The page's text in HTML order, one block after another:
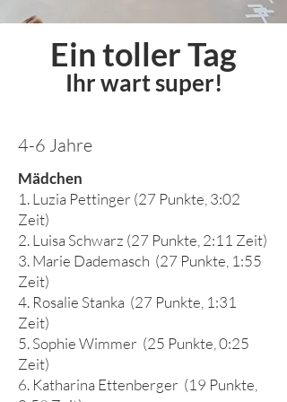
Ein toller Tag
Ihr wart super!
4-6 Jahre
Mädchen
1. Luzia Pettinger (27 Punkte, 3:02
Zeit)
2. Luisa Schwarz (27 Punkte, 2:11 Zeit)
3. Marie Dademasch (27 Punkte, 1:55
Zeit)
4. Rosalie Stanka (27 Punkte, 1:31
Zeit)
5. Sophie Wimmer (25 Punkte, 0:25
Zeit)
6. Katharina Ettenberger (19 Punkte,